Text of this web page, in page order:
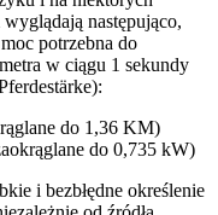
następująco,
potrzebna do
w ciągu 1 sekundy
do 1,36 KM)
do 0,735 kW)
i bezbłędne określenie